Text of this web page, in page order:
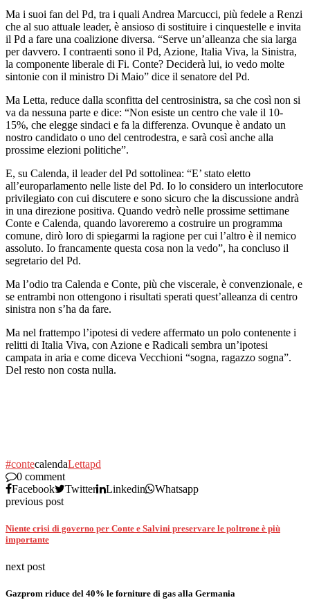
Ma i suoi fan del Pd, tra i quali Andrea Marcucci, più fedele a Renzi
che al suo attuale leader, è ansioso di sostituire i cinquestelle e invita
il Pd a fare una coalizione diversa. “Serve un’alleanza che sia larga
per davvero. I contraenti sono il Pd, Azione, Italia Viva, la Sinistra,
la componente liberale di Fi. Conte? Deciderà lui, io vedo molte
sintonie con il ministro Di Maio” dice il senatore del Pd.
Ma Letta, reduce dalla sconfitta del centrosinistra, sa che così non si
va da nessuna parte e dice: “Non esiste un centro che vale il 10-
15%, che elegge sindaci e fa la differenza. Ovunque è andato un
nostro candidato o uno del centrodestra, e sarà così anche alla
prossime elezioni politiche”.
E, su Calenda, il leader del Pd sottolinea: “E’ stato eletto
all’europarlamento nelle liste del Pd. Io lo considero un interlocutore
privilegiato con cui discutere e sono sicuro che la discussione andrà
in una direzione positiva. Quando vedrò nelle prossime settimane
Conte e Calenda, quando lavoreremo a costruire un programma
comune, dirò loro di spiegarmi la ragione per cui l’altro è il nemico
assoluto. Io francamente questa cosa non la vedo”, ha concluso il
segretario del Pd.
Ma l’odio tra Calenda e Conte, più che viscerale, è convenzionale, e
se entrambi non ottengono i risultati sperati quest’alleanza di centro
sinistra non s’ha da fare.
Ma nel frattempo l’ipotesi di vedere affermato un polo contenente i
relitti di Italia Viva, con Azione e Radicali sembra un’ipotesi
campata in aria e come diceva Vecchioni “sogna, ragazzo sogna”.
Del resto non costa nulla.
#contecalendaLettapd
0 comment
Facebook
Twitter Linkedin
Whatsapp
previous post
Niente crisi di governo per Conte e Salvini preservare le poltrone è più
importante
next post
Gazprom riduce del 40% le forniture di gas alla Germania